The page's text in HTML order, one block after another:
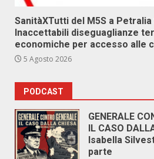
SanitàXTutti del M5S a Petralia
Inaccettabili diseguaglianze
economiche per accesso alle
5 Agosto 2026
PODCAST
GENERALE
IL CASO
Isabella
parte